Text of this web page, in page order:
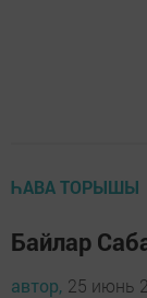
ҺАВА ТОРЫШЫ
Байлар
автор, 25 июнь